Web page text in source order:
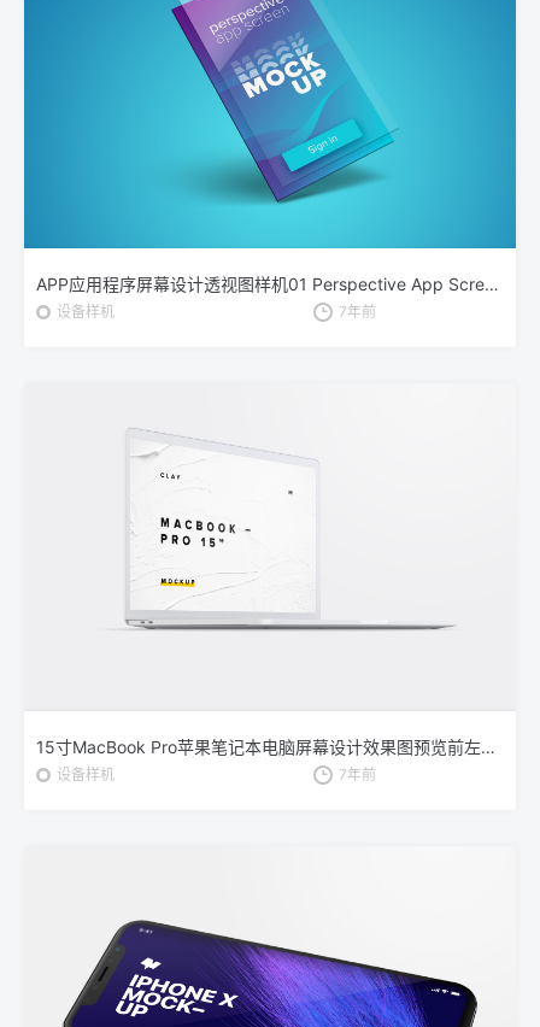
APP应用程序屏幕设计透视图样机01 Perspective App Screen Mockup 01
设备样机 7年前
15寸MacBook Pro苹果笔记本电脑屏幕设计效果图预览前左视图样机02 Clay MacBook Pro 15″ with Touch Bar, Front Left View Mockup 02
设备样机 7年前